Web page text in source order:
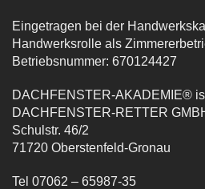
Eingetragen bei der
Handwerksrolle als
Betriebsnummer: 670124427
DACHFENSTER-AKADEMIE®
DACHFENSTER-RETTER
Schulstr. 46/2
71720 Oberstenfeld-Gronau
Tel 07062 – 65987-35